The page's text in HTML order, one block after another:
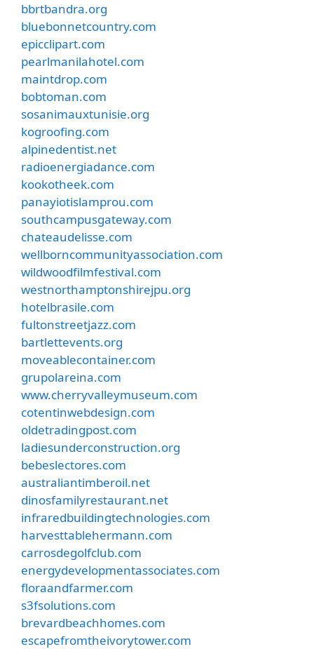
bbrtbandra.org
bluebonnetcountry.com
epicclipart.com
pearlmanilahotel.com
maintdrop.com
bobtoman.com
sosanimauxtunisie.org
kogroofing.com
alpinedentist.net
radioenergiadance.com
kookotheek.com
panayiotislamprou.com
southcampusgateway.com
chateaudelisse.com
wellborncommunityassociation.com
wildwoodfilmfestival.com
westnorthamptonshirejpu.org
hotelbrasile.com
fultonstreetjazz.com
bartlettevents.org
moveablecontainer.com
grupolareina.com
www.cherryvalleymuseum.com
cotentinwebdesign.com
oldetradingpost.com
ladiesunderconstruction.org
bebeslectores.com
australiantimberoil.net
dinosfamilyrestaurant.net
infraredbuildingtechnologies.com
harvesttablehermann.com
carrosdegolfclub.com
energydevelopmentassociates.com
floraandfarmer.com
s3fsolutions.com
brevardbeachhomes.com
escapefromtheivorytower.com